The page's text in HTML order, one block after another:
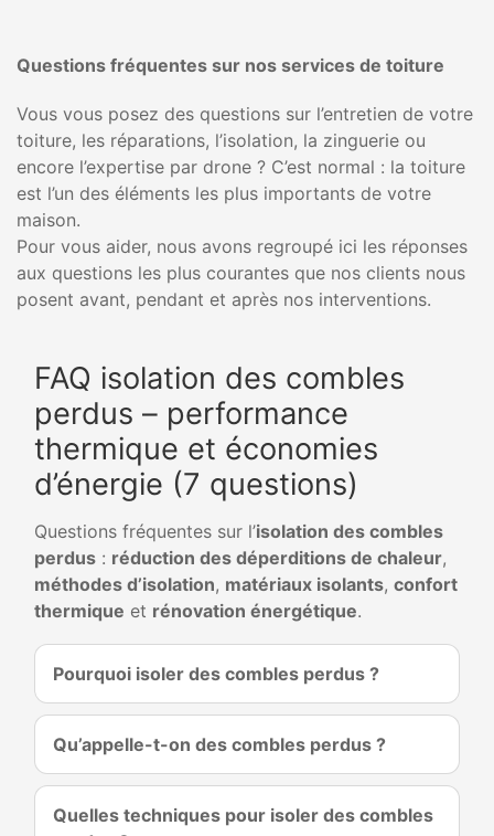
Questions fréquentes sur nos services de toiture
Vous vous posez des questions sur l’entretien de votre
toiture, les réparations, l’isolation, la zinguerie ou
encore l’expertise par drone ? C’est normal : la toiture
est l’un des éléments les plus importants de votre
maison.
Pour vous aider, nous avons regroupé ici les réponses
aux questions les plus courantes que nos clients nous
posent avant, pendant et après nos interventions.
FAQ isolation des combles
perdus – performance
thermique et économies
d’énergie (7 questions)
Questions fréquentes sur l’isolation des combles
perdus : réduction des déperditions de chaleur,
méthodes d’isolation, matériaux isolants, confort
thermique et rénovation énergétique.
Pourquoi isoler des combles perdus ?
Qu’appelle-t-on des combles perdus ?
Quelles techniques pour isoler des combles